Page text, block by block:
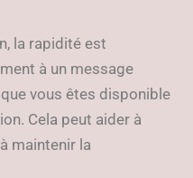
la rapidité est
à un message
vous êtes disponible
Cela peut aider à
maintenir la